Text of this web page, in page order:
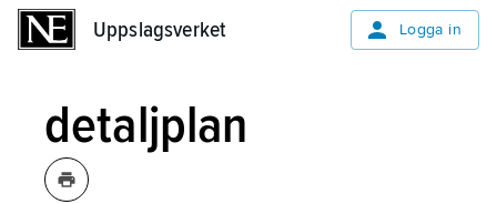
Uppslagsverket Logga in
detaljplan